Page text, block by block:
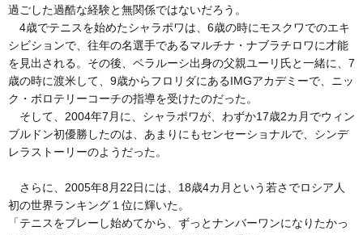
過ごした過酷な経験と無関係ではないだろう。
4歳でテニスを始めたシャラポワは、6歳の時にモスクワでのエキ
シビションで、往年の名選手であるマルチナ・ナブラチロワに才能
を見出される。その後、ベラルーシ出身の父親ユーリ氏と一緒に、7
歳の時に渡米して、9歳からフロリダにあるIMGアカデミーで、ニッ
ク・ボロテリーコーチの指導を受けたのだった。
そして、2004年7月に、シャラポワが、わずか17歳2カ月でウィン
ブルドン初優勝したのは、あまりにもセンセーショナルで、シンデ
レラストーリーのようだった。
さらに、2005年8月22日には、18歳4カ月という若さでロシア人
初の世界ランキング１位に輝いた。
「テニスをプレーし始めてから、ずっとナンバーワンになりたかっ